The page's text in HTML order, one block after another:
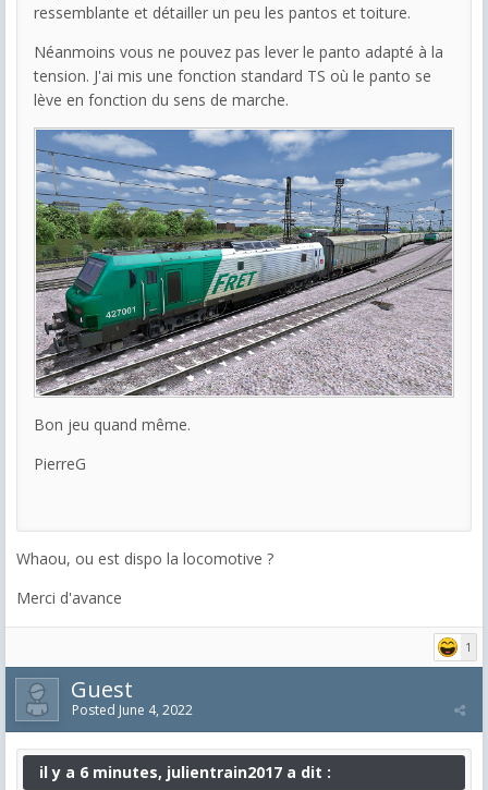
ressemblante et détailler un peu les pantos et toiture.
Néanmoins vous ne pouvez pas lever le panto adapté à la
tension. J'ai mis une fonction standard TS où le panto se
lève en fonction du sens de marche.
Bon jeu quand même.
PierreG
Whaou, ou est dispo la locomotive ?
Merci d'avance
1
Guest
Posted June 4, 2022
il y a 6 minutes, julientrain2017 a dit :